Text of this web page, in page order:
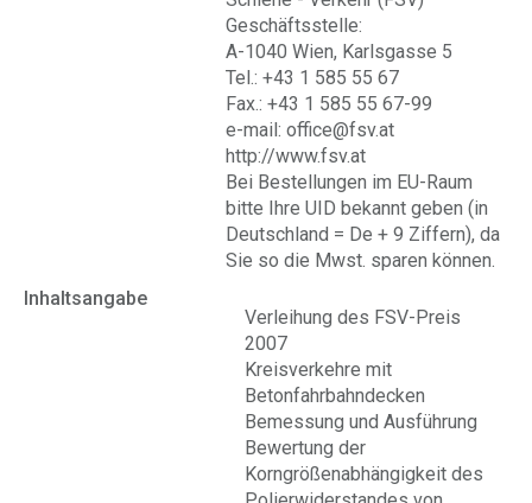
Geschäftsstelle:
A-1040 Wien, Karlsgasse 5
Tel.: +43 1 585 55 67
Fax.: +43 1 585 55 67-99
e-mail: office@fsv.at
http://www.fsv.at
Bei Bestellungen im EU-Raum
bitte Ihre UID bekannt geben (in
Deutschland = De + 9 Ziffern), da
Sie so die Mwst. sparen können.
Inhaltsangabe
Verleihung des FSV-Preis
2007
Kreisverkehre mit
Betonfahrbahndecken
Bemessung und Ausführung
Bewertung der
Korngrößenabhängigkeit des